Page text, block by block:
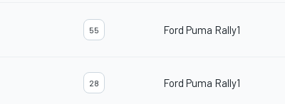
55 Ford Puma Rally1
28 Ford Puma Rally1